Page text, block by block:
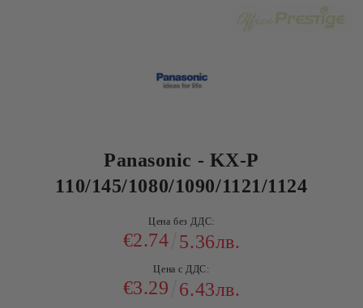
Panasonic - KX-P
110/145/1080/1090/1121/1124
Цена без ДДС:
€2.74 5.36лв.
Цена с ДДС:
€3.29 6.43лв.